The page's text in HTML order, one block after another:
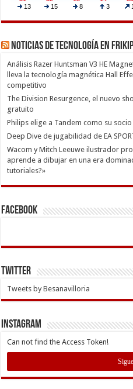
Noticias de Tecnología en
Análisis Razer Huntsman V3 HE
lleva la tecnología magnética Hall
competitivo
The Division Resurgence, el nuevo
gratuito
Philips elige a Tandem como su
Deep Dive de jugabilidad de EA
Wacom y Mitch Leeuwe ilustrador
aprende a dibujar en una era
tutoriales?»
Facebook
Twitter
Tweets by Besanavilloria
INSTAGRAM
Can not find the Access Token!